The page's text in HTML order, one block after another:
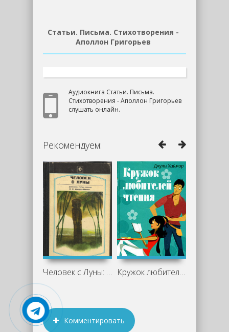
Статьи. Письма. Стихотворения -
Аполлон Григорьев
Аудиокнига Статьи. Письма.
Стихотворения - Аполлон Григорьев
слушать онлайн.
Рекомендуем:
Человек с Луны: Дневники, статьи, Кружок любителей чтения - Джули Хаймор
Комментировать